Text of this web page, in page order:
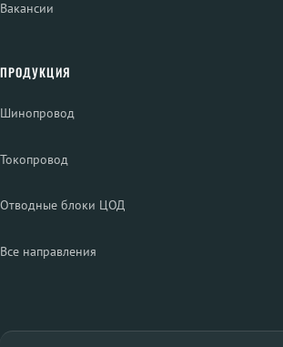
Вакансии
ПРОДУКЦИЯ
Шинопровод
Токопровод
Отводные блоки ЦОД
Все направления